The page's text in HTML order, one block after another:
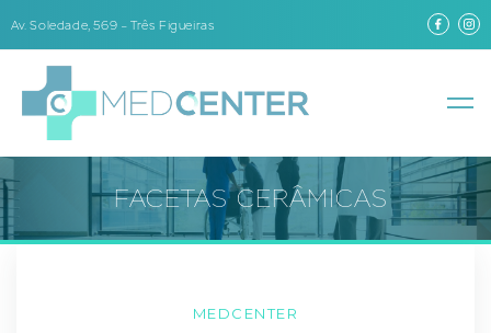
Av. Soledade, 569 – Três Figueiras
FACETAS CERÂMICAS
MEDCENTER